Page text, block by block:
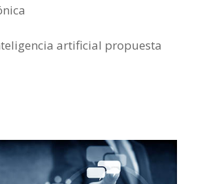
artificial propuesta